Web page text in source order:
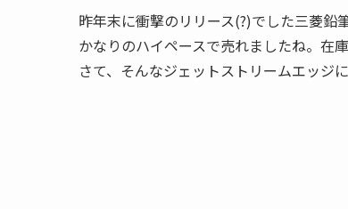
昨年末に衝撃のリリース(?)でした三菱鉛
かなりのハイペースで売れましたね。在
さて、そんなジェットストリームエッジ